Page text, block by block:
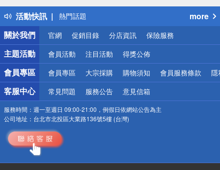
活動快訊
得獎公告
熱門話題
銀行優惠
偏遠地區配送
詐騙網頁！請小心！
more
關於我們
官網 促銷目錄 分店資訊 保險服務
主題活動 會員活動 注目活動 得獎公佈
會員專區 會員專區 大宗採購 購物須知 會員服務條款 隱
客服中心 常見問題 服務公告 意見信箱
服務時間： 週一至週日 09:00-21:00，例假日依網站公告為主
公司地址： 台北市北投區大業路136號5樓 (台灣)